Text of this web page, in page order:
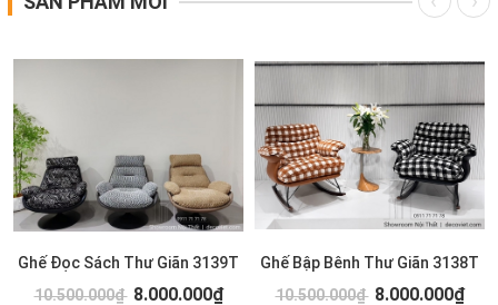
Ghế Đọc Sách Thư Giãn 3139T
10.500.000₫ 8.000.000₫
Ghế Bập Bênh Thư Giãn 3138T
10.500.000₫ 8.000.000₫